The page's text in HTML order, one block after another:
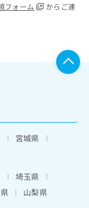
フォーム
からご連
宮城県
埼玉県
山梨県